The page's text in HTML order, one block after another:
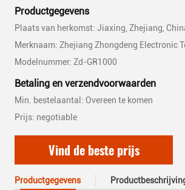
Productgegevens
Plaats van herkomst: Jiaxing, Zhejiang,
Merknaam: Zhejiang Zhongdeng Electronic
Modelnummer: Zd-GR1000
Betaling en verzendvoorwaarden
Min. bestelaantal: Overeen te komen
Prijs: negotiable
Vind de beste prijs
Productgegevens